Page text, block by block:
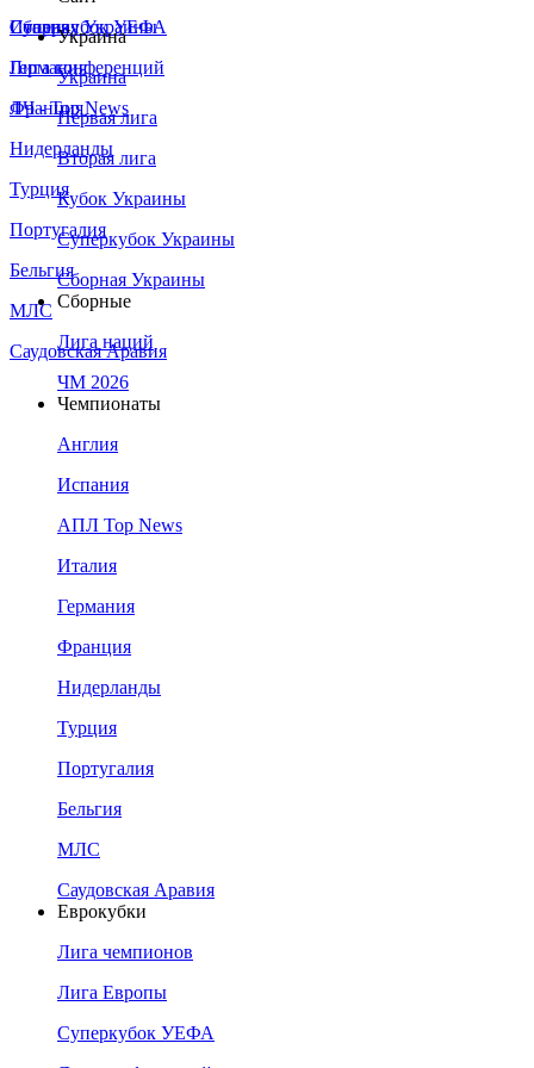
Сборная Украины
Италия
Германия
Франция
Нидерланды
Турция
Португалия
Бельгия
МЛС
Саудовская Аравия
Суперкубок УЕФА
Лига конференций
ЛЧ - Top News
Украина
Украина
Первая лига
Вторая лига
Кубок Украины
Суперкубок Украины
Сборная Украины
Сборные
Лига наций
ЧМ 2026
Чемпионаты
Англия
Испания
АПЛ Top News
Италия
Германия
Франция
Нидерланды
Турция
Португалия
Бельгия
МЛС
Саудовская Аравия
Еврокубки
Лига чемпионов
Лига Европы
Суперкубок УЕФА